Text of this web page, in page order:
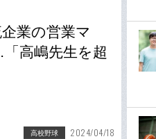
業の営業マ
高嶋先生を超
高校野球 2024/04/18